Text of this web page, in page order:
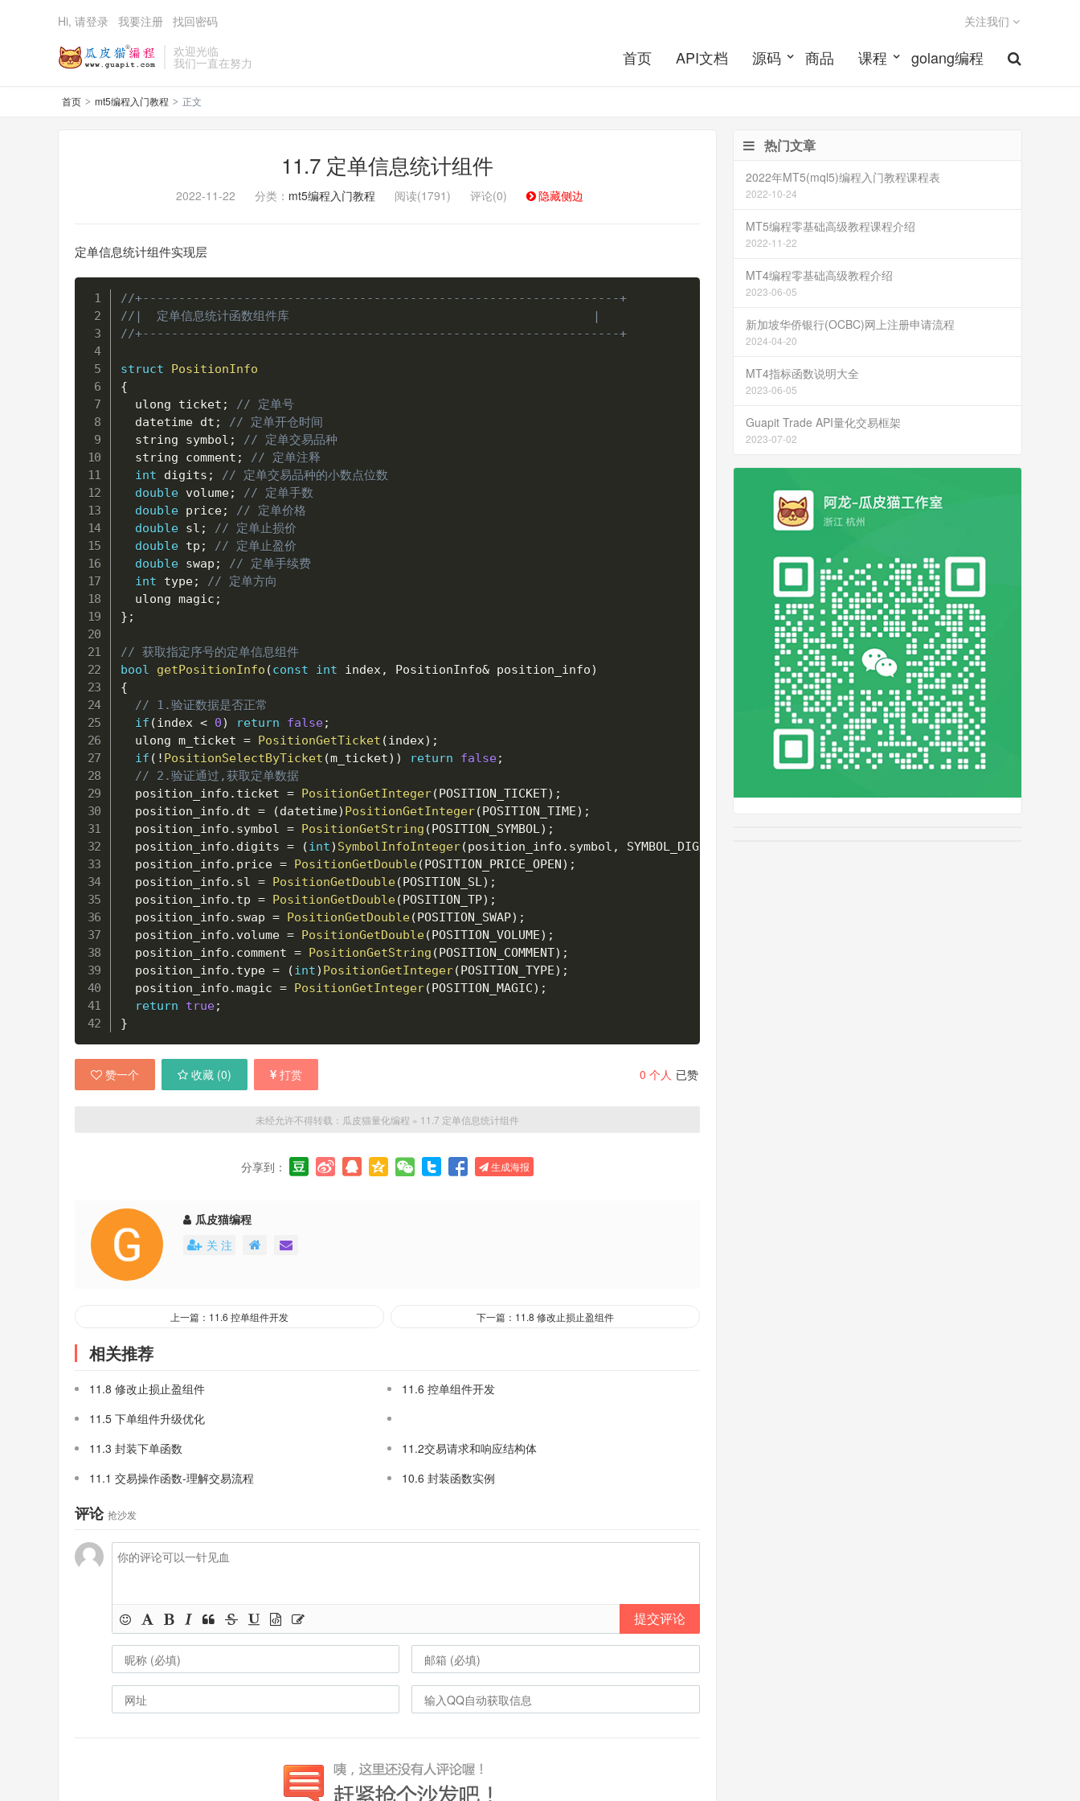
欢迎光临
我们一直在努力 首页 API文档 源码 商品 课程 golang编程
关注我们
Hi, 请登录 我要注册 找回密码
首页 > mt5编程入门教程 > 正文
11.7 定单信息统计组件
2022-11-22 分类： mt5编程入门教程 阅读(1791) 评论(0) 隐藏侧边
定单信息统计组件实现层
//+------------------------------------------------------------------+
//|  定单信息统计函数组件库                                          |
//+------------------------------------------------------------------+
struct
PositionInfo
{
  ulong ticket
;
// 定单号
  datetime dt
;
// 定单开仓时间
  string symbol
;
// 定单交易品种
  string comment
;
// 定单注释
int digits ;
// 定单交易品种的小数点位数
double volume;
// 定单手数
double price;
// 定单价格
double sl ;
// 定单止损价
double tp ;
// 定单止盈价
double swap ;
// 定单手续费
int type;
// 定单方向
  ulong magic
;
} ;
// 获取指定序号的定单信息组件
bool
getPositionInfo (const int index, PositionInfo& position_info)
{
// 1.验证数据是否正常
if (index < 0) return false;
  ulong m_ticket
= PositionGetTicket (index) ;
if ( ! PositionSelectByTicket (m_ticket) ) return false;
// 2.验证通过,获取定单数据
  position_info
. ticket = PositionGetInteger(POSITION_TICKET) ;
  position_info
. dt = (datetime) PositionGetInteger(POSITION_TIME) ;
  position_info
. symbol = PositionGetString (POSITION_SYMBOL) ;
  position_info
. digits = (int) SymbolInfoInteger(position_info . symbol , SYMBOL_DIGITS
  position_info
. price = PositionGetDouble(POSITION_PRICE_OPEN) ;
  position_info
. sl = PositionGetDouble(POSITION_SL) ;
  position_info
. tp = PositionGetDouble(POSITION_TP) ;
  position_info
. swap = PositionGetDouble(POSITION_SWAP) ;
  position_info
. volume = PositionGetDouble(POSITION_VOLUME) ;
  position_info
. comment = PositionGetString (POSITION_COMMENT) ;
  position_info
. type = (int) PositionGetInteger(POSITION_TYPE) ;
  position_info
.magic = PositionGetInteger(POSITION_MAGIC) ;
return
true;
}
0 个人 已赞
赞一个 收藏 (0) 打赏
未经允许不得转载： 瓜皮猫量化编程 » 11.7 定单信息统计组件
分享到： 生成海报
瓜皮猫编程
关 注
上一篇：11.6 控单组件开发 下一篇：11.8 修改止损止盈组件
相关推荐
11.8 修改止损止盈组件
11.6 控单组件开发
11.5 下单组件升级优化
11.3 封装下单函数
11.2交易请求和响应结构体
11.1 交易操作函数-理解交易流程
10.6 封装函数实例
评论 抢沙发
提交评论
热门文章
2022年MT5(mql5)编程入门教程课程表
2022-10-24
MT5编程零基础高级教程课程介绍
2022-11-22
MT4编程零基础高级教程介绍
2023-06-05
新加坡华侨银行(OCBC)网上注册申请流程
2024-04-20
MT4指标函数说明大全
2023-06-05
Guapit Trade API量化交易框架
2023-07-02